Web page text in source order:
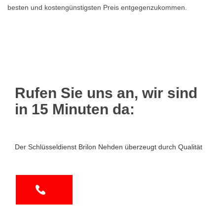
besten und kostengünstigsten Preis entgegenzukommen.
Rufen Sie uns an, wir sind
in 15 Minuten da:
Der Schlüsseldienst Brilon Nehden überzeugt durch Qualität